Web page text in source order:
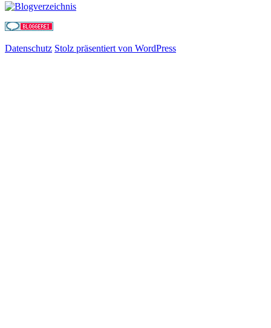
Datenschutz Stolz präsentiert von WordPress